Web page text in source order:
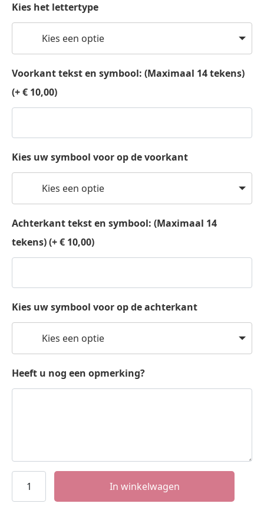
Kies het lettertype
Kies een optie
Voorkant tekst en symbool: (Maximaal 14 tekens)
(+ € 10,00)
Kies uw symbool voor op de voorkant
Kies een optie
Achterkant tekst en symbool: (Maximaal 14
tekens) (+ € 10,00)
Kies uw symbool voor op de achterkant
Kies een optie
Heeft u nog een opmerking?
Graveerhanger
17
In winkelwagen